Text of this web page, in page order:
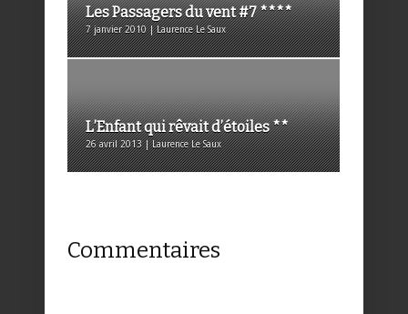
Les Passagers du vent #7 ****
7 janvier 2010 | Laurence Le Saux
L’Enfant qui rêvait d’étoiles **
26 avril 2013 | Laurence Le Saux
Commentaires